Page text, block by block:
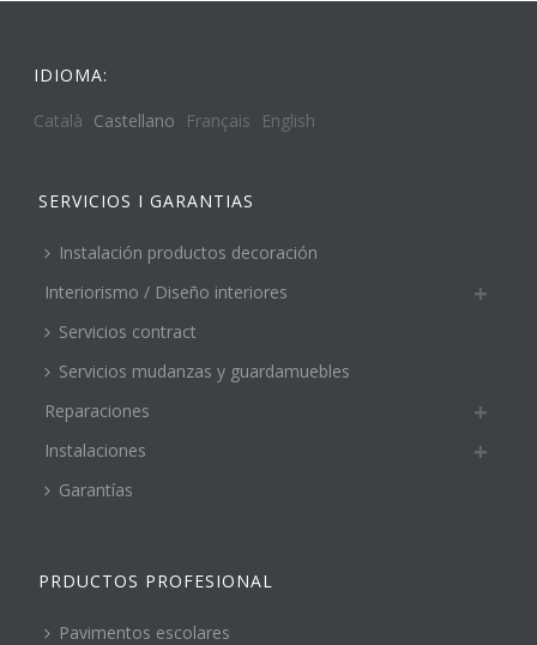
IDIOMA:
Català Castellano Français English
SERVICIOS I GARANTIAS
Instalación productos decoración
Interiorismo / Diseño interiores
Servicios contract
Servicios mudanzas y guardamuebles
Reparaciones
Instalaciones
Garantías
PRDUCTOS PROFESIONAL
Pavimentos escolares